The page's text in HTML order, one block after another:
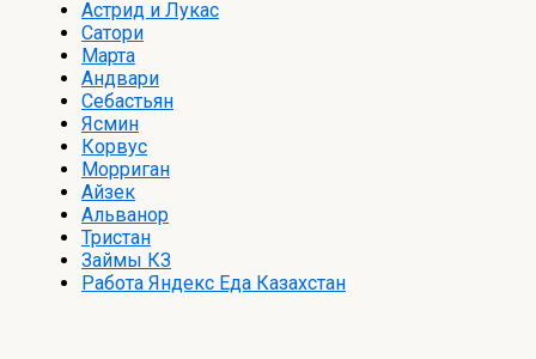
Астрид и Лукас
Сатори
Марта
Андвари
Себастьян
Ясмин
Корвус
Морриган
Айзек
Альванор
Тристан
Займы КЗ
Работа Яндекс Еда Казахстан